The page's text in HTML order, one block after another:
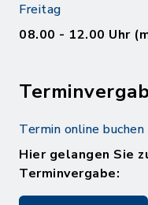
Freitag
08.00 - 12.00 Uhr
Termin online buchen
Hier gelangen Sie
Terminvergabe: